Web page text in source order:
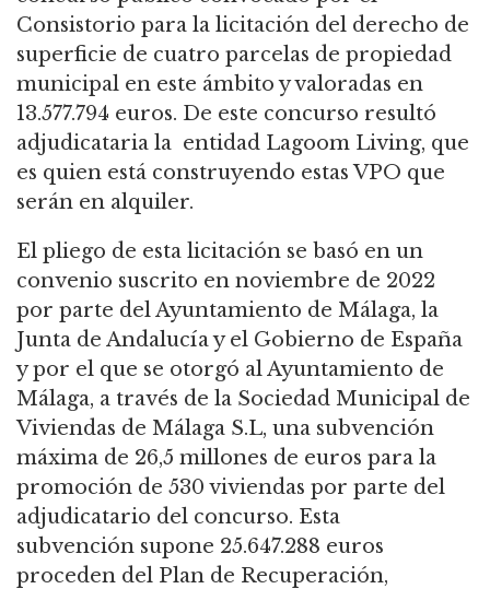
Consistorio para la licitación del derecho de
superficie de cuatro parcelas de propiedad
municipal en este ámbito y valoradas en
13.577.794 euros. De este concurso resultó
adjudicataria la entidad Lagoom Living, que
es quien está construyendo estas VPO que
serán en alquiler.
El pliego de esta licitación se basó en un
convenio suscrito en noviembre de 2022
por parte del Ayuntamiento de Málaga, la
Junta de Andalucía y el Gobierno de España
y por el que se otorgó al Ayuntamiento de
Málaga, a través de la Sociedad Municipal de
Viviendas de Málaga S.L, una subvención
máxima de 26,5 millones de euros para la
promoción de 530 viviendas por parte del
adjudicatario del concurso. Esta
subvención supone 25.647.288 euros
proceden del Plan de Recuperación,